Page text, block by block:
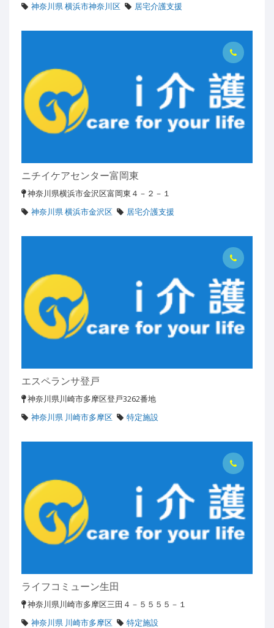
神奈川県 横浜市神奈川区
居宅介護支援
ニチイケアセンター富岡東
神奈川県横浜市金沢区富岡東４－２－１
神奈川県 横浜市金沢区
居宅介護支援
エスペランサ登戸
神奈川県川崎市多摩区登戸3262番地
神奈川県 川崎市多摩区
特定施設
ライフコミューン生田
神奈川県川崎市多摩区三田４－５５５５－１
神奈川県 川崎市多摩区
特定施設